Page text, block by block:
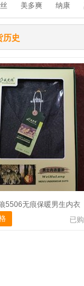
美多爽 纳康
历史
无痕保暖男生内衣（只有L号
已